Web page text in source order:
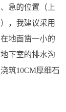
急的位置（上
，我建议采用
地面凿一小的
下室的排水沟
筑10CM厚细石